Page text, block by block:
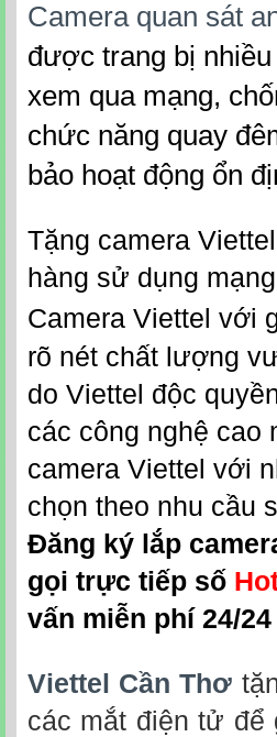
Camera quan sát
được trang bị
xem qua mạng,
chức năng quay
bảo hoạt động ổn
Tặng camera
hàng sử dụng
Camera Viettel với
rõ nét chất lượng
do Viettel độc
các công nghệ
camera Viettel với
chọn theo nhu cầu
Đăng ký lắp
gọi trực tiếp số
vấn miễn phí 24/24
Viettel Cần Thơ
các mắt điện tử để